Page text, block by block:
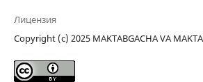
Лицензия
Copyright (c) 2025 MAKTABGACHA VA